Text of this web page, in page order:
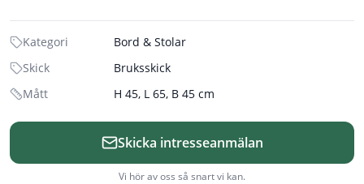
Kategori
Bord & Stolar
Skick
Bruksskick
Mått
H 45, L 65, B 45 cm
Skicka intresseanmälan
Vi hör av oss så snart vi kan.